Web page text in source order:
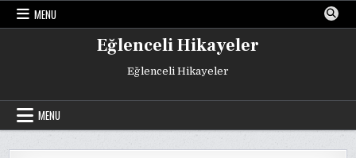
Skip
MENU
Eğlenceli Hikayeler
Eğlenceli Hikayeler
MENU